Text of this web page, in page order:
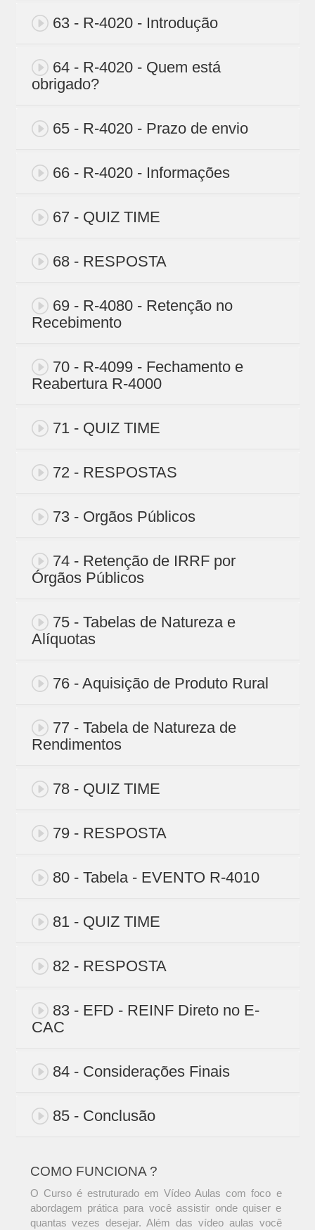
63 - R-4020 - Introdução
64 - R-4020 - Quem está
obrigado?
65 - R-4020 - Prazo de envio
66 - R-4020 - Informações
67 - QUIZ TIME
68 - RESPOSTA
69 - R-4080 - Retenção no
Recebimento
70 - R-4099 - Fechamento e
Reabertura R-4000
71 - QUIZ TIME
72 - RESPOSTAS
73 - Orgãos Públicos
74 - Retenção de IRRF por
Órgãos Públicos
75 - Tabelas de Natureza e
Alíquotas
76 - Aquisição de Produto Rural
77 - Tabela de Natureza de
Rendimentos
78 - QUIZ TIME
79 - RESPOSTA
80 - Tabela - EVENTO R-4010
81 - QUIZ TIME
82 - RESPOSTA
83 - EFD - REINF Direto no E-
CAC
84 - Considerações Finais
85 - Conclusão
COMO FUNCIONA ?
O Curso é estruturado em Vídeo Aulas com foco e
abordagem prática para você assistir onde quiser e
quantas vezes desejar. Além das vídeo aulas você